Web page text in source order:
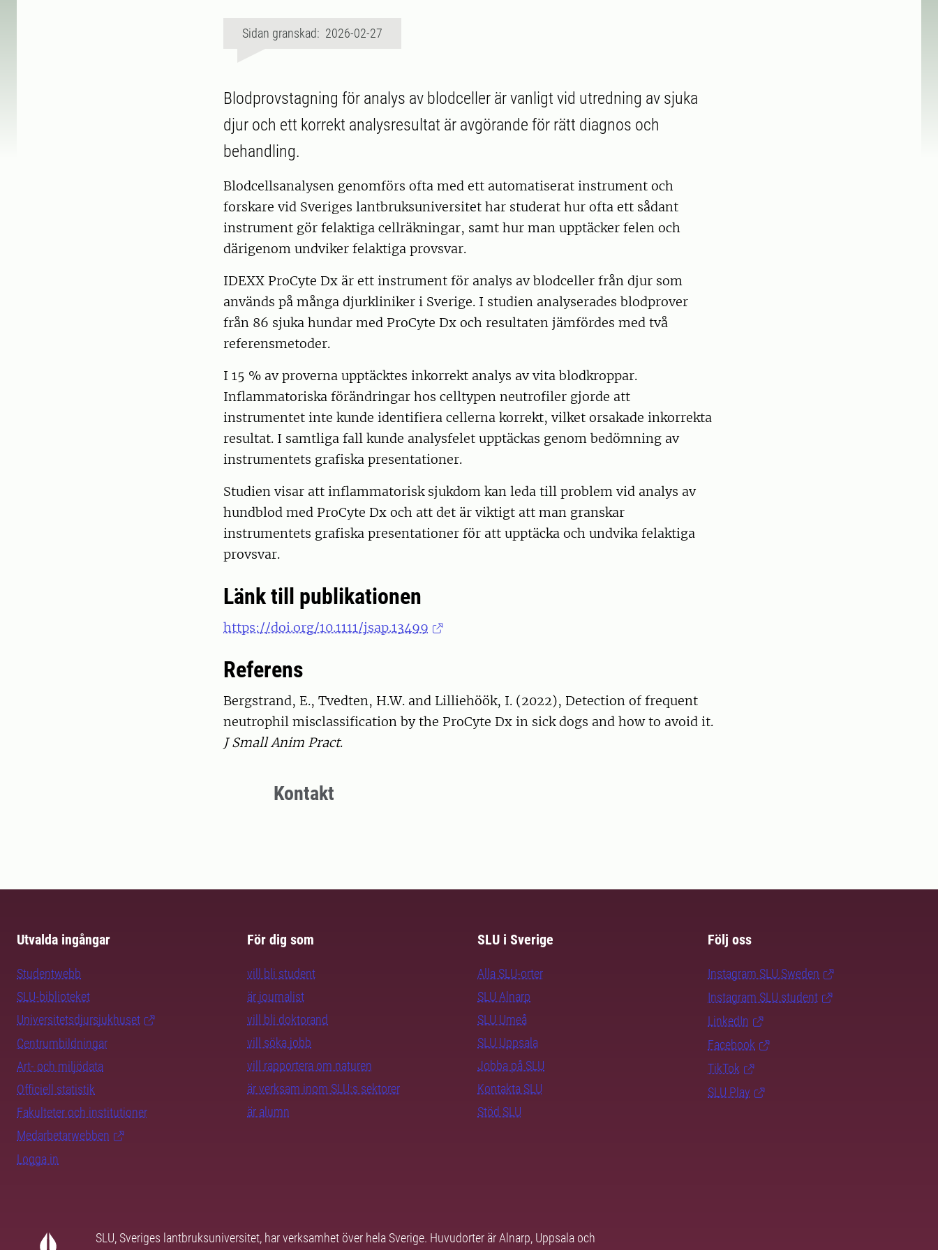
Sidan granskad: 2026-02-27
Blodprovstagning för analys av blodceller är vanligt vid utredning av sjuka
djur och ett korrekt analysresultat är avgörande för rätt diagnos och
behandling.
Blodcellsanalysen genomförs ofta med ett automatiserat instrument och
forskare vid Sveriges lantbruksuniversitet har studerat hur ofta ett sådant
instrument gör felaktiga cellräkningar, samt hur man upptäcker felen och
därigenom undviker felaktiga provsvar.
IDEXX ProCyte Dx är ett instrument för analys av blodceller från djur som
används på många djurkliniker i Sverige. I studien analyserades blodprover
från 86 sjuka hundar med ProCyte Dx och resultaten jämfördes med två
referensmetoder.
I 15 % av proverna upptäcktes inkorrekt analys av vita blodkroppar.
Inflammatoriska förändringar hos celltypen neutrofiler gjorde att
instrumentet inte kunde identifiera cellerna korrekt, vilket orsakade inkorrekta
resultat. I samtliga fall kunde analysfelet upptäckas genom bedömning av
instrumentets grafiska presentationer.
Studien visar att inflammatorisk sjukdom kan leda till problem vid analys av
hundblod med ProCyte Dx och att det är viktigt att man granskar
instrumentets grafiska presentationer för att upptäcka och undvika felaktiga
provsvar.
Länk till publikationen
https://doi.org/10.1111/jsap.13499
Referens
Bergstrand, E., Tvedten, H.W. and Lilliehöök, I. (2022), Detection of frequent
neutrophil misclassification by the ProCyte Dx in sick dogs and how to avoid it.
J Small Anim Pract.
Kontakt
Utvalda ingångar
Studentwebb
SLU-biblioteket
Universitetsdjursjukhuset
Centrumbildningar
Art- och miljödata
Officiell statistik
Fakulteter och institutioner
Medarbetarwebben
Logga in
För dig som
vill bli student
är journalist
vill bli doktorand
vill söka jobb
vill rapportera om naturen
är verksam inom SLU:s sektorer
är alumn
SLU i Sverige
Alla SLU-orter
SLU Alnarp
SLU Umeå
SLU Uppsala
Jobba på SLU
Kontakta SLU
Stöd SLU
Följ oss
Instagram SLU.Sweden
Instagram SLU.student
LinkedIn
Facebook
TikTok
SLU Play
SLU, Sveriges lantbruksuniversitet, har verksamhet över hela Sverige. Huvudorter är Alnarp, Uppsala och